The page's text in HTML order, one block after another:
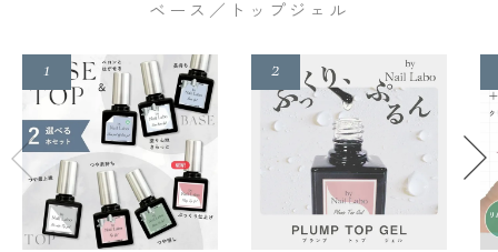
ベース／トップジェル